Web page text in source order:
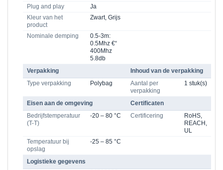
Plug and play
Ja
Kleur van het
product
Zwart, Grijs
Nominale demping
0.5-3m:
0.5Mhz €“
400Mhz
5.8db
Verpakking
Inhoud van de verpakking
Type verpakking
Polybag
Aantal per
verpakking
1 stuk(s)
Eisen aan de omgeving
Certificaten
Bedrijfstemperatuur
(T-T)
-20 – 80 °C Certificering
RoHS,
REACH,
UL
Temperatuur bij
opslag
-25 – 85 °C
Logistieke gegevens